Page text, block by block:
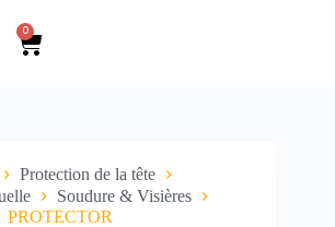
0
Protection de la tête
Soudure & Visières
PROTECTOR